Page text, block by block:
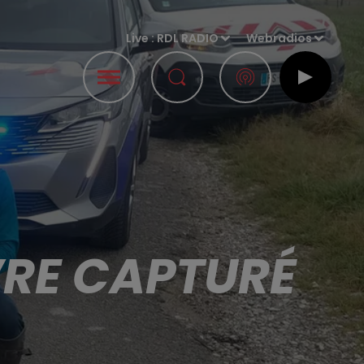
Live :RDL RADIO Webradios
CAPTURÉ